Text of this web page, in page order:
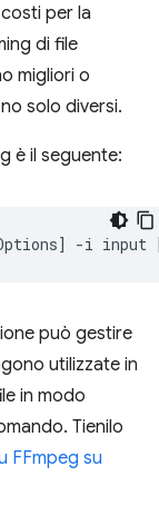
per la
di file
migliori o
solo diversi.
è il seguente:
] -i input
può gestire
utilizzate in
in modo
Tienilo
FFmpeg su